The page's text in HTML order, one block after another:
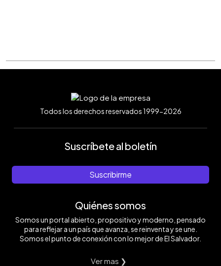
Todos los derechos reservados 1999-2026
Suscríbete al boletín
Suscribirme
Quiénes somos
Somos un portal abierto, propositivo y moderno, pensado
para reflejar a un país que avanza, se reinventa y se une.
Somos el punto de conexión con lo mejor de El Salvador.
Ver mas ❯